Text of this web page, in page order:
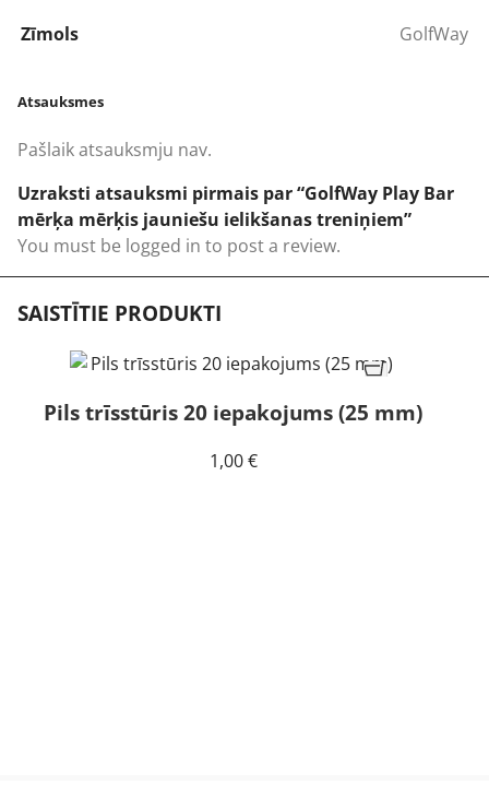
Zīmols
GolfWay
Atsauksmes
Pašlaik atsauksmju nav.
Uzraksti atsauksmi pirmais par “GolfWay Play Bar
mērķa mērķis jauniešu ielikšanas treniņiem”
You must be logged in to post a review.
SAISTĪTIE PRODUKTI
Pils trīsstūris 20 iepakojums (25 mm)
1,00€